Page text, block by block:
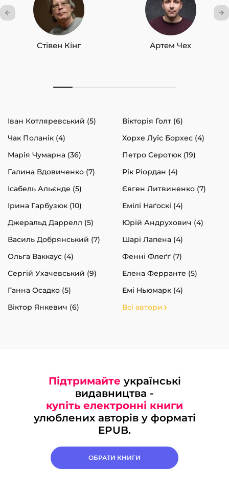
Стівен Кінг Артем Чех
Іван Котляревський (5)
Вікторія Голт (6)
Чак Поланік (4)
Хорхе Луїс Борхес (4)
Марія Чумарна (36)
Петро Серотюк (19)
Галина Вдовиченко (7)
Рік Ріордан (4)
Ісабель Альєнде (5)
Євген Литвиненко (7)
Ірина Гарбузюк (10)
Емілі Наґоскі (4)
Джеральд Даррелл (5)
Юрій Андрухович (4)
Василь Добрянський (7)
Шарі Лапена (4)
Ольга Ваккаус (4)
Фенні Флеґґ (7)
Сергій Ухачевський (9)
Елена Ферранте (5)
Ганна Осадко (5)
Емі Ньюмарк (4)
Віктор Янкевич (6)
Всі автори
Підтримайте українські
видавництва -
купіть електронні книги
улюблених авторів у форматі
EPUB.
ОБРАТИ КНИГИ